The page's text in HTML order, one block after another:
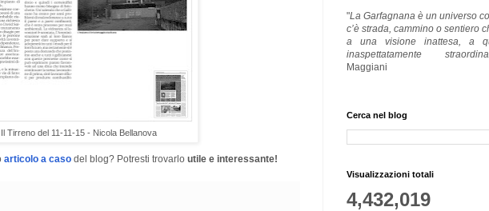
Il Tirreno del 11-11-15 - Nicola Bellanova
articolo a caso del blog? Potresti trovarlo utile e interessante!
"La Garfagnana è un universo
c’è strada, cammino o sentiero
a una visione inattesa, a
inaspettatamente
Maggiani
Cerca nel blog
Visualizzazioni totali
4,432,019